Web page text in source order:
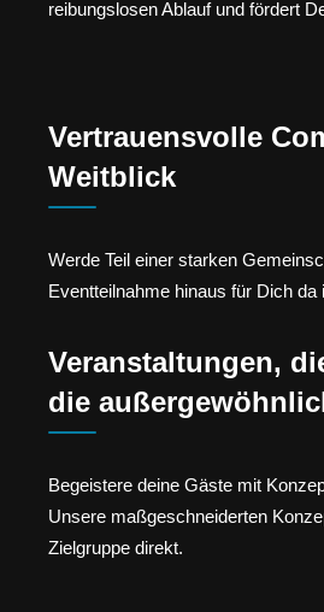
reibungslosen Ablauf und fördert
Vertrauensvolle
Weitblick
Werde Teil einer starken
Eventteilnahme hinaus für Dich da
Veranstaltungen,
die
Begeistere deine Gäste mit
Unsere maßgeschneiderten
Zielgruppe direkt.